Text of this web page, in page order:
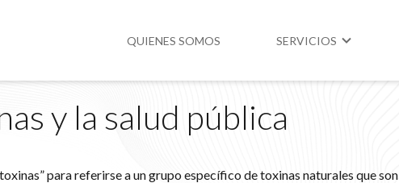
QUIENES SOMOS SERVICIOS
Higiene y Seguridad
y la salud pública
para referirse a un grupo específico de toxinas naturales que son